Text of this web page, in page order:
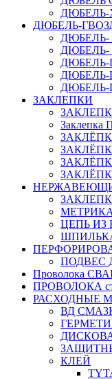
ДЮБЕЛЬ-
ДЮБЕЛЬ-
ДЮБЕЛЬ-
ДЮБЕЛЬ-
ЗАКЛЕПКИ
ЦЕПЬ ИЗ
ПОДВЕС
Проволока
ПРОВОЛОКА
РАСХОДНЫЕ
ВД
КЛЕЙ